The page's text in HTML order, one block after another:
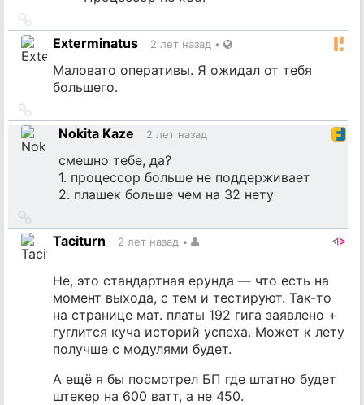
на
источник
Exterminatus 2 лет назад •
Маловато оперативы. Я ожидал от тебя
большего.
на
источникNokita Kaze 2 лет назад
смешно тебе, да?
1. процессор больше не поддерживает
2. плашек больше чем на 32 нету
на
источник
Taciturn 2 лет назад •
Не, это стандартная ерунда — что есть на
момент выхода, с тем и тестируют. Так-то
на странице мат. платы 192 гига заявлено +
гуглится куча историй успеха. Может к лету
получше с модулями будет.
А ещё я бы посмотрел БП где штатно будет
штекер на 600 ватт, а не 450.